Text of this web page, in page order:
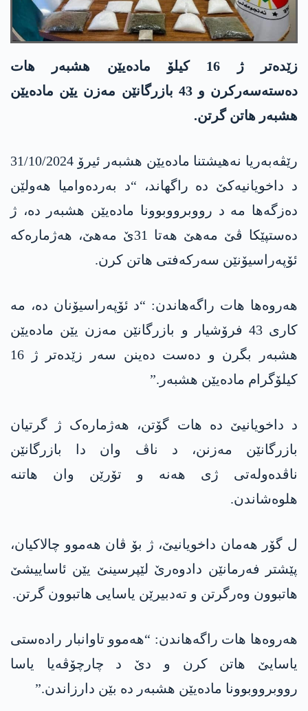
زێدەتر ژ 16 کیلۆ مادەیێن ھشبەر ھات
دەستەسەرکرن و 43 بازرگانێن مەزن یێن مادەیێن
ھشبەر ھاتن گرتن.
رێڤەبەریا نەھیشتنا مادەیێن ھشبەر ئیرۆ 31/10/2024
د داخویانیەکێ دە راگھاند، “د بەردەوامیا ھەولێن
دەزگەھا مە د رووبرووبوونا مادەیێن ھشبەر دە، ژ
دەستپێکا ڤێ مەھێ ھەتا 31ێ مەھێ، ھەژمارەکە
ئۆپەراسیۆنێن سەرکەفتی ھاتن کرن.
ھەروەھا ھات راگەھاندن: “د ئۆپەراسیۆنان دە، مە
کاری 43 فرۆشیار و بازرگانێن مەزن یێن مادەیێن
ھشبەر بگرن و دەست دەینن سەر زێدەتر ژ 16
کیلۆگرام مادەیێن ھشبەر.”
د داخویانیێ دە ھات گۆتن، ھەژمارەک ژ گرتیان
بازرگانێن مەزنن، د ناڤ وان دا بازرگانێن
ناڤدەولەتی ژی ھەنە و تۆرێن وان ھاتنە
ھلوەشاندن.
ل گۆر ھەمان داخویانیێ، ژ بۆ ڤان ھەموو چالاکیان،
پێشتر فەرمانێن دادوەرێ لێپرسینێ یێن ئاساییشێ
ھاتبوون وەرگرتن و تەدبیرێن یاسایی ھاتبوون گرتن.
ھەروەھا ھات راگەھاندن: “ھەموو تاوانبار رادەستی
یاسایێ ھاتن کرن و دێ د چارچۆڤەیا یاسا
رووبرووبوونا مادەیێن ھشبەر دە بێن دارزاندن.”